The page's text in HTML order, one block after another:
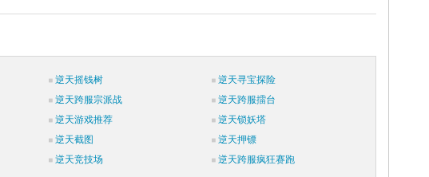
逆天摇钱树
逆天寻宝探险
逆天跨服宗派战
逆天跨服擂台
逆天游戏推荐
逆天锁妖塔
逆天截图
逆天押镖
逆天竞技场 逆天跨服疯狂赛跑